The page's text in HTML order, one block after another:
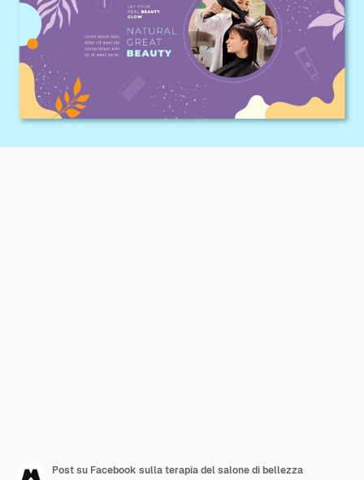
Post su Facebook sulla terapia del salone di bellezza